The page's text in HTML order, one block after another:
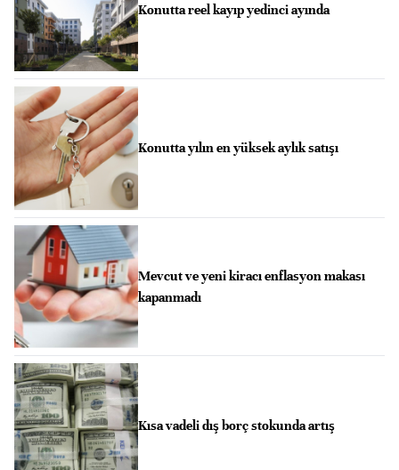
Konutta reel kayıp yedinci ayında
Konutta yılın en yüksek aylık satışı
Mevcut ve yeni kiracı enflasyon makası
kapanmadı
Kısa vadeli dış borç stokunda artış